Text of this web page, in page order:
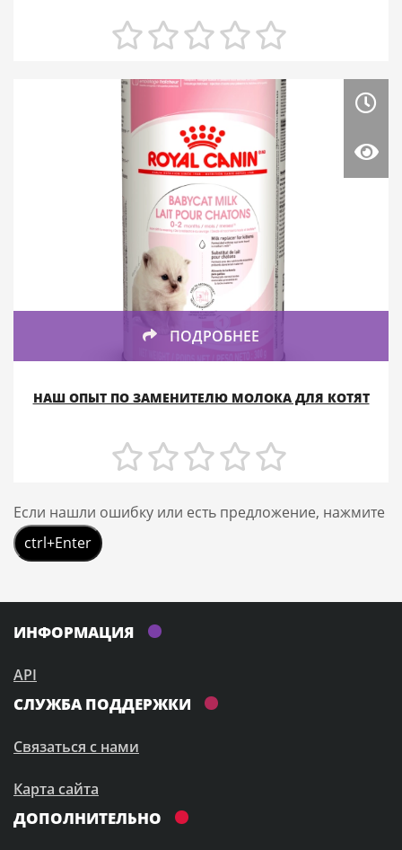
ПОДРОБНЕЕ
НАШ ОПЫТ ПО ЗАМЕНИТЕЛЮ МОЛОКА ДЛЯ КОТЯТ
Если нашли ошибку или есть предложение, нажмите
ctrl+Enter
ИНФОРМАЦИЯ
API
СЛУЖБА ПОДДЕРЖКИ
Связаться с нами
Карта сайта
ДОПОЛНИТЕЛЬНО